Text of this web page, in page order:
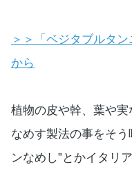
＞＞「ベジタブルタ
から
植物の皮や幹、葉や
なめす製法の事をそ
ンなめし”とかイタリ